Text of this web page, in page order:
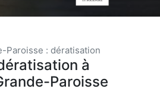
Paroisse : dératisation
à
Paroisse